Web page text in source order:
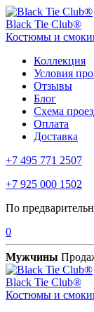
Black Tie Club®
Костюмы и
Коллекция
Условия
Отзывы
Блог
Схема
Оплата
Доставка
+7 495 771 2507
+7 925 000 1502
По
0
Мужчины
Black Tie Club®
Костюмы и